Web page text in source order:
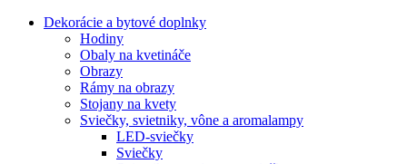
Dekorácie a bytové doplnky
Hodiny
Obaly na kvetináče
Obrazy
Rámy na obrazy
Stojany na kvety
Sviečky, svietniky, vône a aromalampy
LED-sviečky
Sviečky